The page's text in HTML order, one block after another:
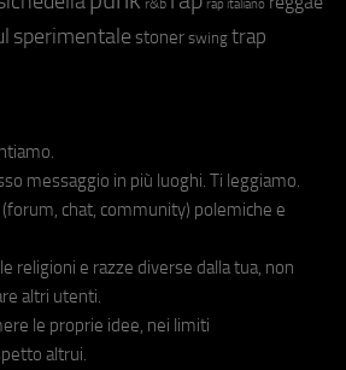
rap italiano
sperimentale stoner swing trap
messaggio in più luoghi. Ti leggiamo.
chat, community) polemiche e
religioni e razze diverse dalla tua, non
altri utenti.
le proprie idee, nei limiti
altrui.